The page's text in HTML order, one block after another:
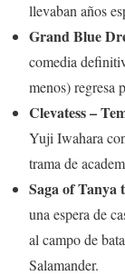
llevaban años
Grand Blue
comedia
menos) regresa
Clevatess –
Yuji Iwahara
trama de
Saga of Tanya
una espera de
al campo de
Salamander.